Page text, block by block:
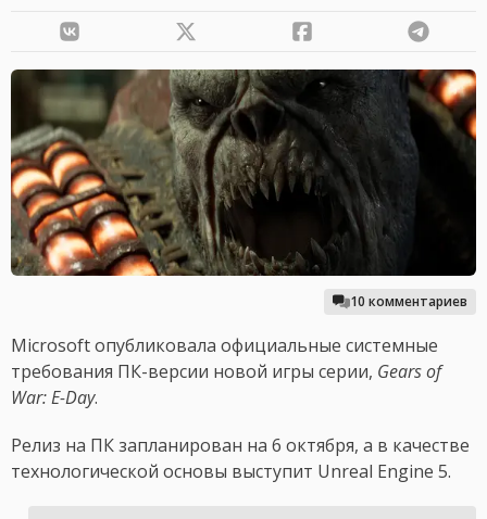
10 комментариев
Microsoft опубликовала официальные системные
требования ПК-версии новой игры серии, Gears of
War: E-Day.
Релиз на ПК запланирован на 6 октября, а в качестве
технологической основы выступит Unreal Engine 5.